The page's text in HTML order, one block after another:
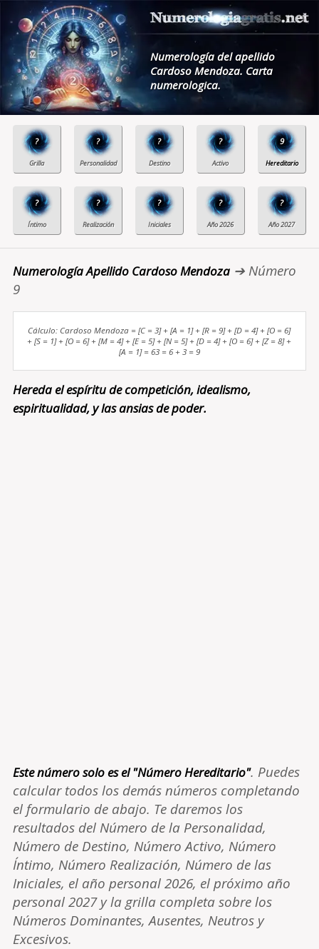
Numerología del apellido
Cardoso Mendoza. Carta
numerologica.
? ? ? ? 9
? ? ? ? ?
Numerología Apellido Cardoso Mendoza➔ Número
9
Cálculo: Cardoso Mendoza = [C = 3] + [A = 1] + [R = 9] + [D = 4] + [O = 6]
+ [S = 1] + [O = 6] + [M = 4] + [E = 5] + [N = 5] + [D = 4] + [O = 6] + [Z = 8] +
[A = 1] = 63 = 6 + 3 = 9
Hereda el espíritu de competición, idealismo,
espiritualidad, y las ansias de poder.
Este número solo es el "Número Hereditario". Puedes
calcular todos los demás números completando
el formulario de abajo. Te daremos los
resultados del Número de la Personalidad,
Número de Destino, Número Activo, Número
Íntimo, Número Realización, Número de las
Iniciales, el año personal 2026, el próximo año
personal 2027 y la grilla completa sobre los
Números Dominantes, Ausentes, Neutros y
Excesivos.